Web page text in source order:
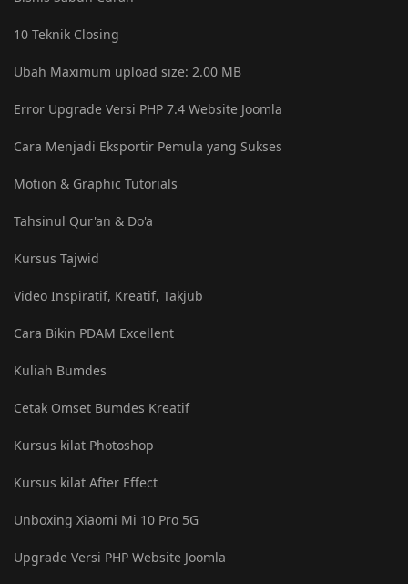
10 Teknik Closing
Ubah Maximum upload size: ‎2.00 MB
Error Upgrade Versi PHP 7.4 Website Joomla
Cara Menjadi Eksportir Pemula yang Sukses
Motion & Graphic Tutorials
Tahsinul Qur'an & Do'a
Kursus Tajwid
Video Inspiratif, Kreatif, Takjub
Cara Bikin PDAM Excellent
Kuliah Bumdes
Cetak Omset Bumdes Kreatif
Kursus kilat Photoshop
Kursus kilat After Effect
Unboxing Xiaomi Mi 10 Pro 5G
Upgrade Versi PHP Website Joomla